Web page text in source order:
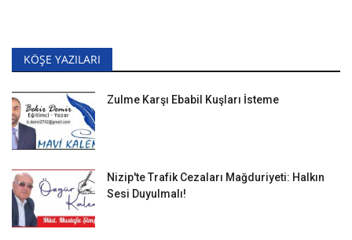
KÖŞE YAZILARI
Zulme Karşı Ebabil Kuşları İsteme
Nizip'te Trafik Cezaları Mağduriyeti: Halkın
Sesi Duyulmalı!